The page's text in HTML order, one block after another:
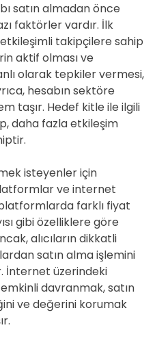
satın almadan önce
faktörler vardır. İlk
takipçilere sahip
aktif olması ve
olarak tepkiler vermesi,
hesabın sektöre
taşır. Hedef kitle ile ilgili
daha fazla etkileşim
isteyenler için
ve internet
farklı fiyat
gibi özelliklere göre
alıcıların dikkatli
satın alma işlemini
İnternet üzerindeki
davranmak, satın
ve değerini korumak